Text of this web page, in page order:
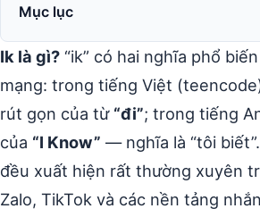
Mục lục
Ik là gì? “ik” có hai nghĩa phổ
mạng: trong tiếng Việt
rút gọn của từ “đi”; trong tiếng
của “I Know” — nghĩa là “tôi
đều xuất hiện rất thường xuyên
Zalo, TikTok và các nền tảng